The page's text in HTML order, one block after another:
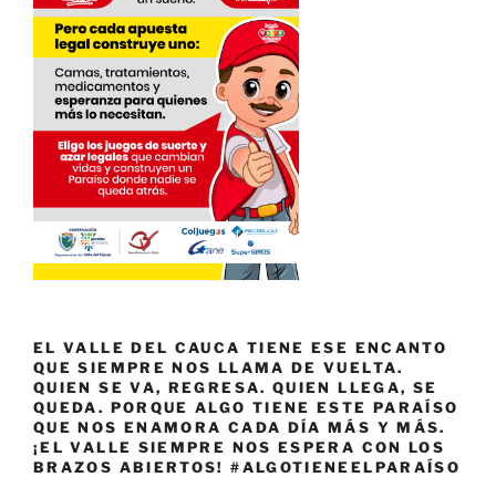
EL VALLE DEL CAUCA TIENE ESE ENCANTO
QUE SIEMPRE NOS LLAMA DE VUELTA.
QUIEN SE VA, REGRESA. QUIEN LLEGA, SE
QUEDA. PORQUE ALGO TIENE ESTE PARAÍSO
QUE NOS ENAMORA CADA DÍA MÁS Y MÁS.
¡EL VALLE SIEMPRE NOS ESPERA CON LOS
BRAZOS ABIERTOS! #ALGOTIENEELPARAÍSO